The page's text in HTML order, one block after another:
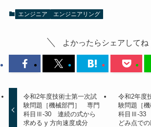
エンジニア エンジニアリング
よかったらシェアしてね
令和2年度技術士第一次試
験問題［機械部門］ 専門
科目Ⅲ-30 連続の式から
求める y 方向速度成分
令和2年度
験問題［
科目Ⅲ-33
どみ点で